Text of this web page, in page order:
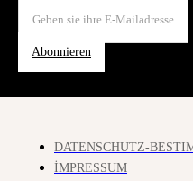
Abonnieren
DATENSCHUTZ-
İMPRESSUM